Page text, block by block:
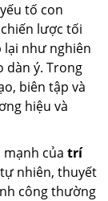
tố con
lược tối
lại như nghiên
dàn ý. Trong
biên tập và
hiệu và
mạnh củatrí
nhiên, thuyết
công thường